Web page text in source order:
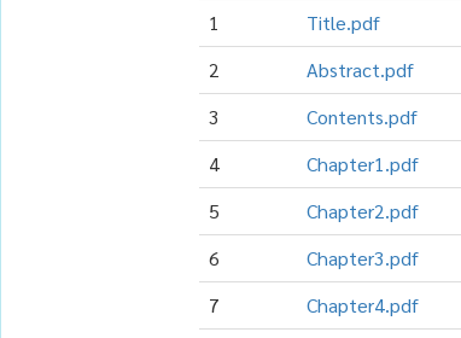
1
Title.pdf
2
Abstract.pdf
3
Contents.pdf
4
Chapter1.pdf
5
Chapter2.pdf
6
Chapter3.pdf
7
Chapter4.pdf